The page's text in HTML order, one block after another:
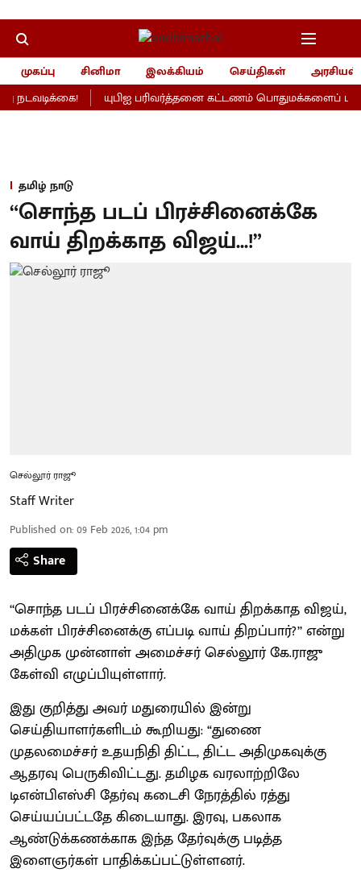
முகப்பு சினிமா இலக்கியம் செய்திகள்
அரசியல்
யுபிஐ பரிவர்த்தனை கட்டணம் பொதுமக்களைப்
தமிழ் நாடு
“சொந்த படப் பிரச்சினைக்கே
வாய் திறக்காத விஜய்...!”
செல்லூர் ராஜூ
Staff Writer
Published on:09 Feb 2026, 1:04 pm
Share
‘‘சொந்த படப் பிரச்சினைக்கே வாய் திறக்காத விஜய்,
மக்கள் பிரச்சினைக்கு எப்படி வாய் திறப்பார்?’’ என்று
அதிமுக முன்னாள் அமைச்சர் செல்லூர் கே.ராஜு
கேள்வி எழுப்பியுள்ளார்.
இது குறித்து அவர் மதுரையில் இன்று
செய்தியாளர்களிடம் கூறியது: “துணை
முதலமைச்சர் உதயநிதி திட்ட, திட்ட அதிமுகவுக்கு
ஆதரவு பெருகிவிட்டது. தமிழக வரலாற்றிலே
டிஎன்பிஎஸ்சி தேர்வு கடைசி நேரத்தில் ரத்து
செய்யப்பட்டதே கிடையாது. இரவு, பகலாக
ஆண்டுக்கணக்காக இந்த தேர்வுக்கு படித்த
இளைஞர்கள் பாதிக்கப்பட்டுள்ளனர்.